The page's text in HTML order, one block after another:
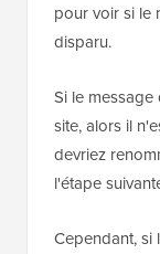
pour voir si le
disparu.
Si le
site, alors il
devriez
l'étape
Cependant, si